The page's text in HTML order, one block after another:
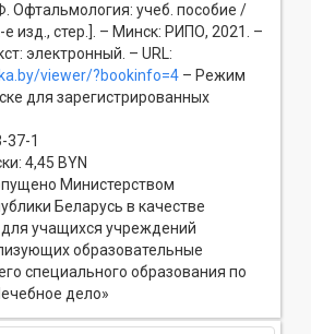
учеб. пособие /
изд., стер.]. – Минск: РИПО, 2021. –
электронный. – URL:
viewer/?bookinfo=4 – Режим
для зарегистрированных
37-1
4,45 BYN
Министерством
Беларусь в качестве
учащихся учреждений
образовательные
специального образования по
дело»